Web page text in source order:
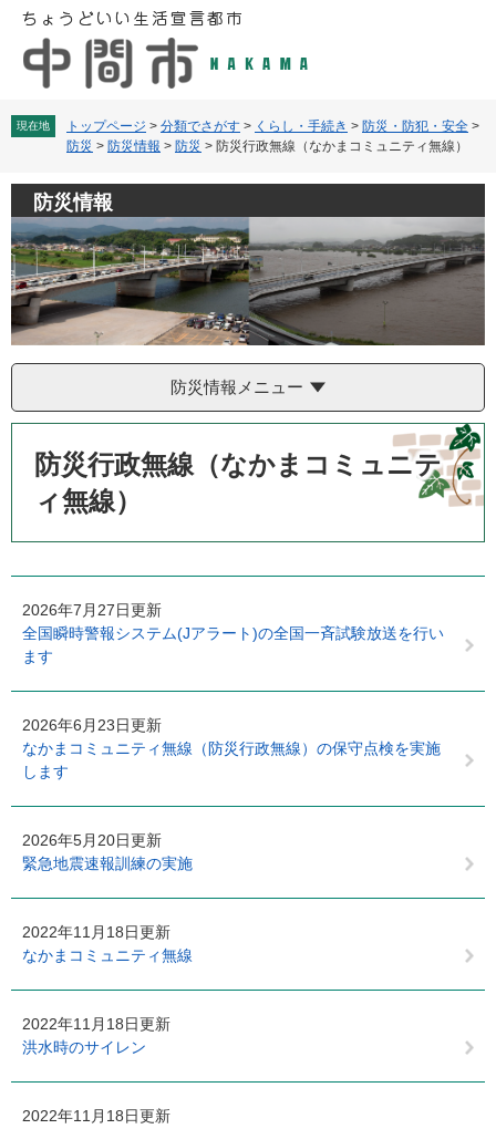
本
文
へ
現在地 トップページ > 分類でさがす > くらし・手続き > 防災・防犯・安全 >
防災 > 防災情報 > 防災 > 防災行政無線（なかまコミュニティ無線）
防災情報
防災情報メニュー
防災行政無線（なかまコミュニテ
ィ無線）
2026年7月27日更新
全国瞬時警報システム(Jアラート)の全国一斉試験放送を行い
ます
2026年6月23日更新
なかまコミュニティ無線（防災行政無線）の保守点検を実施
します
2026年5月20日更新
緊急地震速報訓練の実施
2022年11月18日更新
なかまコミュニティ無線
2022年11月18日更新
洪水時のサイレン
2022年11月18日更新